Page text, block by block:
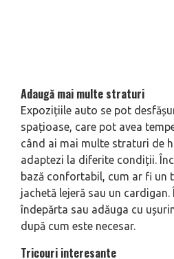
Adaugă mai multe straturi
Expozițiile auto se pot
spațioase, care pot avea
când ai mai multe straturi de
adaptezi la diferite condiții.
bază confortabil, cum ar fi un
jachetă lejeră sau un
îndepărta sau adăuga cu
după cum este necesar.
Tricouri interesante